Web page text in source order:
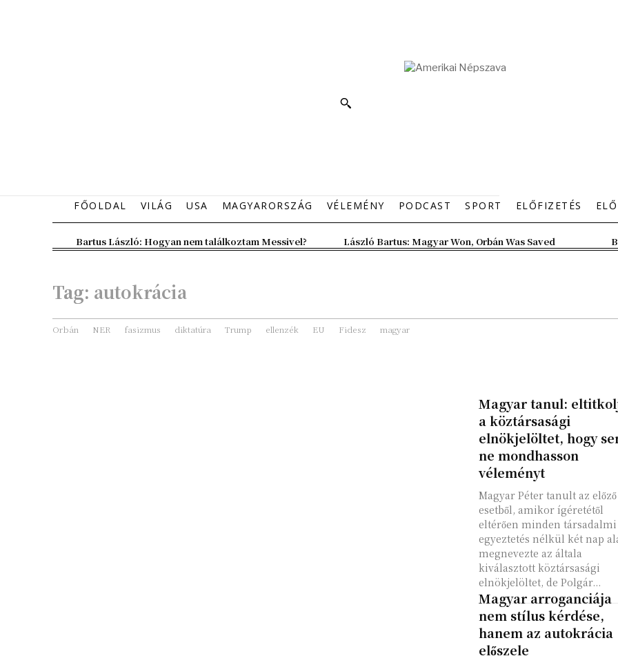
FŐOLDAL VILÁG USA MAGYARORSZÁG VÉLEMÉNY PODCAST SPORT ELŐFIZETÉS
Bartus László: Hogyan nem találkoztam Messivel? László Bartus: Magyar Won, Orbán Was Saved
Tag: autokrácia
Orbán NER fasizmus diktatúra Trump ellenzék EU Fidesz magyar
Magyar tanul:
a köztársasági
elnökjelöltet, hogy
ne mondhasson
véleményt
Magyar Péter tanult az előző
esetből, amikor ígéretétől
eltérően minden társadalmi
egyeztetés nélkül két nap
megnevezte az általa
kiválasztott köztársasági
elnökjelöltet, de Polgár...
Magyar arroganciája
nem stílus kérdése,
hanem az autokrácia
előszele